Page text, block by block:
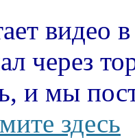
видео
через
и мы
здесь